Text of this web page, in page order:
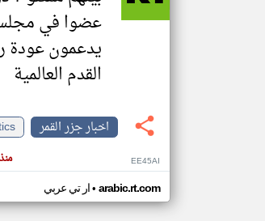
عضوا في
يدعمون عودة
القدم العالمية
اخبار جزر القمر
منذ ٢٦ EE45AI
ار تي عربي• arabic.rt.com